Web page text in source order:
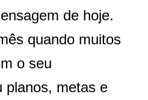
de hoje.
quando muitos
o seu
planos, metas e